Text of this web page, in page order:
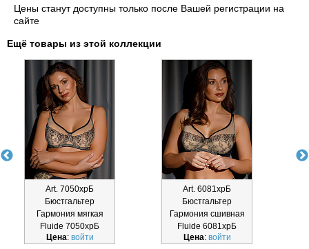
Цены станут доступны только после Вашей регистрации на
сайте
Ещё товары из этой коллекции
Art. 7050хрБ
Бюстгальтер
Гармония мягкая
Fluide 7050хрБ
Цена: войти
Art. 6081хрБ
Бюстгальтер
Гармония сшивная
Fluide 6081хрБ
Цена: войти